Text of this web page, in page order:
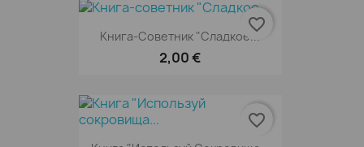
Книга-Советник "Сладкое...
2,00 €
favorite_border
favorite_border